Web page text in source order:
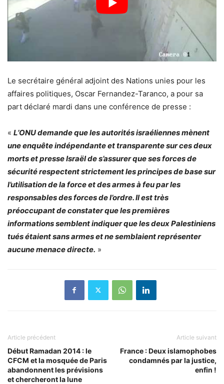
Le secrétaire général adjoint des Nations unies pour les
affaires politiques, Oscar Fernandez-Taranco, a pour sa
part déclaré mardi dans une conférence de presse :
« L’ONU demande que les autorités israéliennes mènent
une enquête indépendante et transparente sur ces deux
morts et presse Israël de s’assurer que ses forces de
sécurité respectent strictement les principes de base sur
l’utilisation de la force et des armes à feu par les
responsables des forces de l’ordre. Il est très
préoccupant de constater que les premières
informations semblent indiquer que les deux Palestiniens
tués étaient sans armes et ne semblaient représenter
aucune menace directe. »
Article précédent
Début Ramadan 2014 : le
CFCM et la mosquée de Paris
abandonnent les prévisions
et chercheront la lune
Article suivant
France : Deux islamophobes
condamnés par la justice,
enfin !